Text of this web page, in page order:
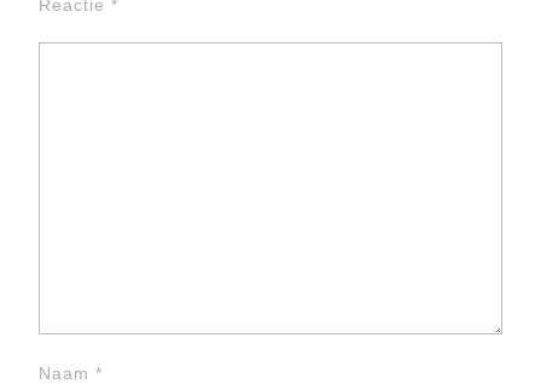
Reactie *
Naam *